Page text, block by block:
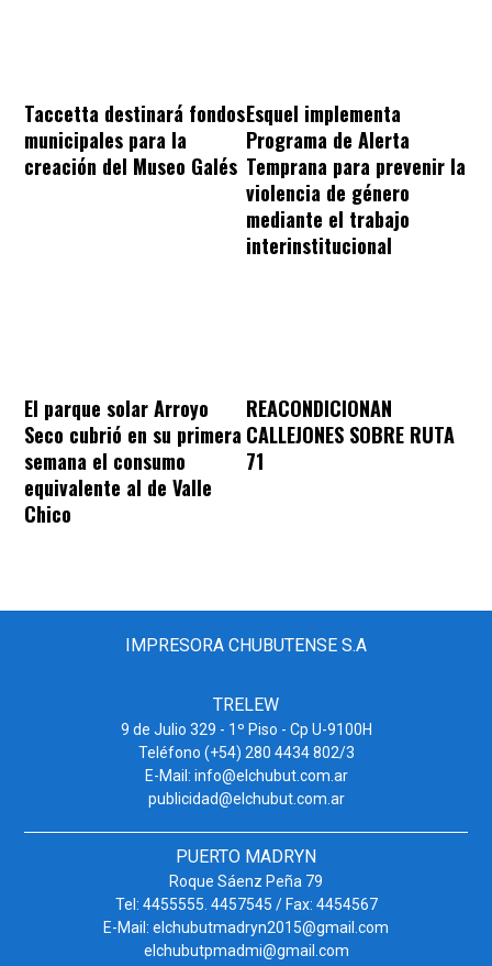
Taccetta destinará fondos
municipales para la
creación del Museo Galés
Esquel implementa
Programa de Alerta
Temprana para prevenir la
violencia de género
mediante el trabajo
interinstitucional
El parque solar Arroyo
Seco cubrió en su primera
semana el consumo
equivalente al de Valle
Chico
REACONDICIONAN
CALLEJONES SOBRE RUTA
71
IMPRESORA CHUBUTENSE S.A
TRELEW
9 de Julio 329 - 1º Piso - Cp U-9100H
Teléfono (+54) 280 4434 802/3
E-Mail: info@elchubut.com.ar
publicidad@elchubut.com.ar
PUERTO MADRYN
Roque Sáenz Peña 79
Tel: 4455555. 4457545 / Fax: 4454567
E-Mail: elchubutmadryn2015@gmail.com
elchubutpmadmi@gmail.com